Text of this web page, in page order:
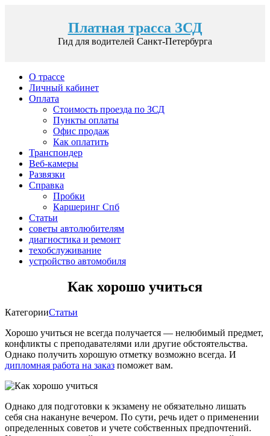
Платная трасса ЗСД
Гид для водителей Санкт-Петербурга
О трассе
Личный кабинет
Оплата
Стоимость проезда по ЗСД
Пункты оплаты
Офис продаж
Как оплатить
Транспондер
Веб-камеры
Развязки
Справка
Пробки
Каршеринг Спб
Статьи
советы автолюбителям
диагностика и ремонт
техобслуживание
устройство автомобиля
Как хорошо учиться
КатегорииСтатьи
Хорошо учиться не всегда получается — нелюбимый предмет,
конфликты с преподавателями или другие обстоятельства.
Однако получить хорошую отметку возможно всегда. И
дипломная работа на заказ поможет вам.
Однако для подготовки к экзамену не обязательно лишать
себя сна накануне вечером. По сути, речь идет о применении
определенных советов и учете собственных предпочтений.